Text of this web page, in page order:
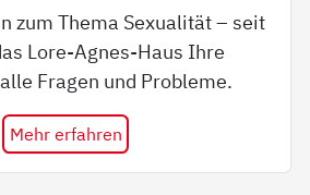
zum Thema Sexualität – seit
Lore-Agnes-Haus Ihre
Fragen und Probleme.
Mehr erfahren